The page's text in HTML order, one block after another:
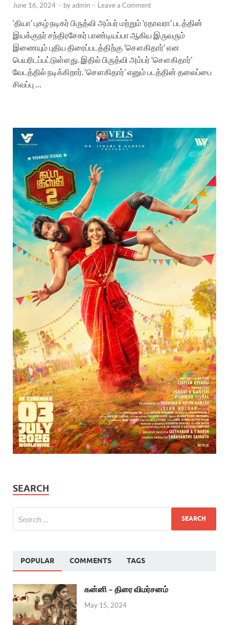
June 16, 2024 - byadmin - Leave a Comment
‘தியா’ புகழ் நடிகர் பிருத்வி அம்பர் மற்றும் ‘ரதாவரா’ படத்தின்
இயக்குநர் சந்திரசேகர் பாண்டியப்பா ஆகிய இருவரும்
இணையும் புதிய திரைப்படத்திற்கு ‘சௌகிதார்’ என
பெயரிடப்பட்டுள்ளது. இதில் பிருத்வி அம்பர் ‘சௌகிதார்’
வேடத்தில் நடிக்கிறார். ‘சௌகிதார்’ எனும் படத்தின் தலைப்பை
சிவப்பு …
SEARCH
POPULAR COMMENTS TAGS
கன்னி – திரை விமர்சனம்
May 15, 2024